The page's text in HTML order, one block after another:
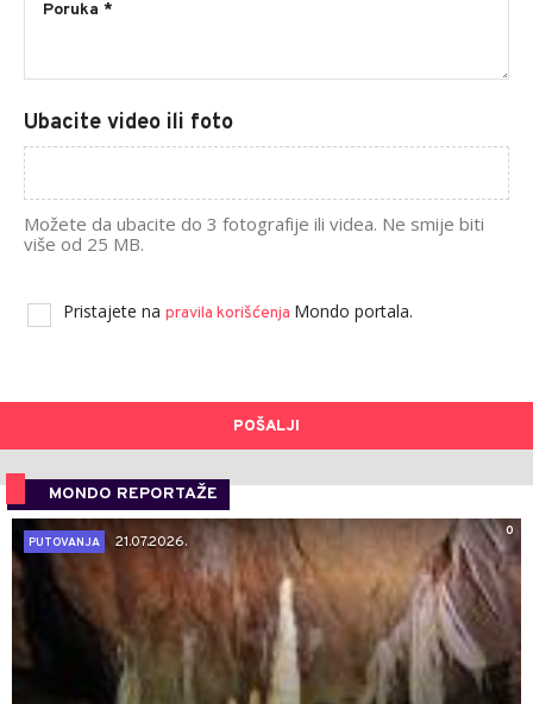
Ubacite video ili foto
Možete da ubacite do 3 fotografije ili videa. Ne smije biti
više od 25 MB.
Pristajete na pravila korišćenja Mondo portala.
POŠALJI
MONDO REPORTAŽE
0
PUTOVANJA
21.07.2026.